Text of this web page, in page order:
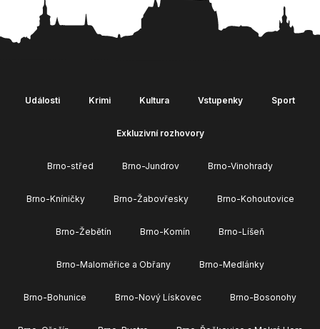
Události Krimi Kultura Vstupenky Sport
Exkluzivní rozhovory
Brno-střed Brno-Jundrov Brno-Vinohrady
Brno-Kníničky Brno-Žabovřesky Brno-Kohoutovice
Brno-Žebětín Brno-Komín Brno-Líšeň
Brno-Maloměřice a Obřany Brno-Medlánky
Brno-Bohunice Brno-Nový Lískovec Brno-Bosonohy